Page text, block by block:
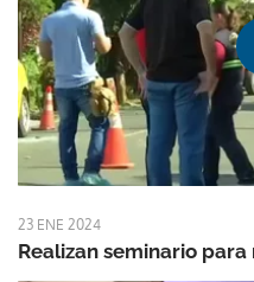
23 ENE 2024
Realizan seminario